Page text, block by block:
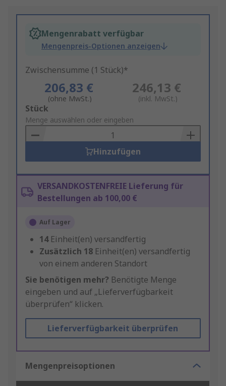
Mengenrabatt verfügbar
Mengenpreis-Optionen anzeigen
Zwischensumme (1 Stück)*
206,83 €
(ohne MwSt.)
246,13 €
(inkl. MwSt.)
Add
to
Basket
Stück
Menge auswählen oder eingeben
Hinzufügen
VERSANDKOSTENFREIE Lieferung für
Bestellungen ab 100,00 €
Auf Lager
14 Einheit(en) versandfertig
Zusätzlich 18 Einheit(en) versandfertig
von einem anderen Standort
Sie benötigen mehr? Benötigte Menge
eingeben und auf „Lieferverfügbarkeit
überprüfen“ klicken.
Lieferverfügbarkeit überprüfen
Mengenpreisoptionen